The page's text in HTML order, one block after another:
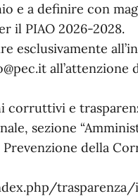
e a definire con
il PIAO 2026-2028.
esclusivamente
all’attenzione
corruttivi e
sezione
della